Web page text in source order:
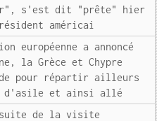
s'est dit "prête" hier
américai
européenne a annoncé
la Grèce et Chypre
pour répartir ailleurs
d'asile et ainsi allé
de la visite